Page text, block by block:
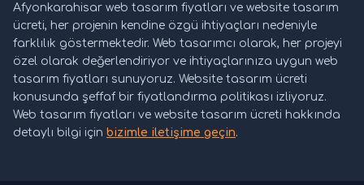
Afyonkarahisar web tasarım fiyatları ve website tasarım
ücreti, her projenin kendine özgü ihtiyaçları nedeniyle
farklılık göstermektedir. Web tasarımcı olarak, her projeyi
özel olarak değerlendiriyor ve ihtiyaçlarınıza uygun web
tasarım fiyatları sunuyoruz. Website tasarım ücreti
konusunda şeffaf bir fiyatlandırma politikası izliyoruz.
Web tasarım fiyatları ve website tasarım ücreti hakkında
detaylı bilgi için bizimle iletişime geçin.